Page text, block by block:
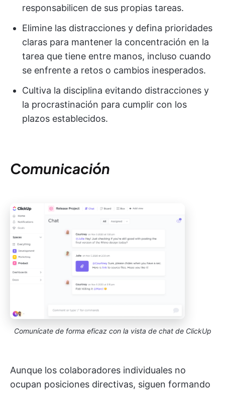
responsabilicen de sus propias tareas.
Elimine las distracciones y defina prioridades
claras para mantener la concentración en la
tarea que tiene entre manos, incluso cuando
se enfrente a retos o cambios inesperados.
Cultiva la disciplina evitando distracciones y
la procrastinación para cumplir con los
plazos establecidos.
Comunicación
Comunícate de forma eficaz con la vista de chat de ClickUp
Aunque los colaboradores individuales no
ocupan posiciones directivas, siguen formando